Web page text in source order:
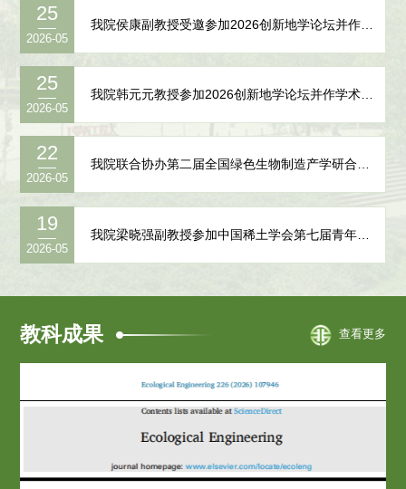
25
2026-05
25
2026-05
22
2026-05
我院联合协办第二届全国绿色生物制造产学研合作研讨会并多位师生作报告
19
2026-05
教科成果 查看更多